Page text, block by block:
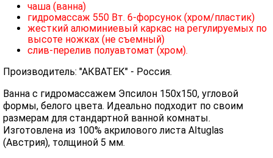
чаша (ванна)
гидромассаж 550 Вт. 6-форсунок (хром/пластик)
жесткий алюминиевый каркас на регулируемых по
высоте ножках (не съемный)
слив-перелив полуавтомат (хром).
Производитель: "АКВАТЕК" - Россия.
Ванна с гидромассажем Эпсилон 150х150, угловой
формы, белого цвета. Идеально подходит по своим
размерам для стандартной ванной комнаты.
Изготовлена из 100% акрилового листа Altuglas
(Австрия), толщиной 5 мм.